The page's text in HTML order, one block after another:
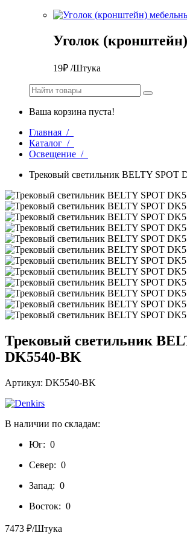
Уголок
19₽ /Штука
Ваша корзина пуста!
Главная /
Каталог /
Освещение /
Трековый светильник BELTY SPOT
Трековый светильник
DK5540-BK
Артикул: DK5540-BK
В наличии по складам:
Юг: 0
Север: 0
Запад: 0
Восток: 0
7473 ₽/Штука